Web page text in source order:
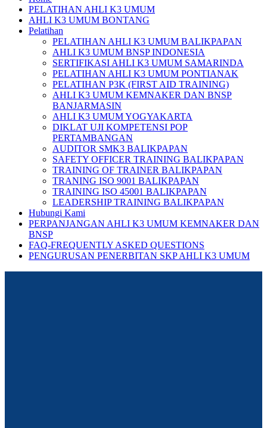
PELATIHAN AHLI K3 UMUM
AHLI K3 UMUM BONTANG
Pelatihan
PELATIHAN AHLI K3 UMUM BALIKPAPAN
AHLI K3 UMUM BNSP INDONESIA
SERTIFIKASI AHLI K3 UMUM SAMARINDA
PELATIHAN AHLI K3 UMUM PONTIANAK
PELATIHAN P3K (FIRST AID TRAINING)
AHLI K3 UMUM KEMNAKER DAN BNSP
BANJARMASIN
AHLI K3 UMUM YOGYAKARTA
DIKLAT UJI KOMPETENSI POP
PERTAMBANGAN
AUDITOR SMK3 BALIKPAPAN
SAFETY OFFICER TRAINING BALIKPAPAN
TRAINING OF TRAINER BALIKPAPAN
TRANING ISO 9001 BALIKPAPAN
TRAINING ISO 45001 BALIKPAPAN
LEADERSHIP TRAINING BALIKPAPAN
Hubungi Kami
PERPANJANGAN AHLI K3 UMUM KEMNAKER DAN
BNSP
FAQ-FREQUENTLY ASKED QUESTIONS
PENGURUSAN PENERBITAN SKP AHLI K3 UMUM